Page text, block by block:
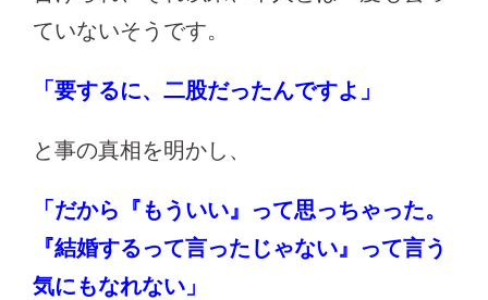
ていないそうです。
「要するに、二股だったんですよ」
と事の真相を明かし、
「だから『もういい』って思っちゃった。
『結婚するって言ったじゃない』って言う
気にもなれない」